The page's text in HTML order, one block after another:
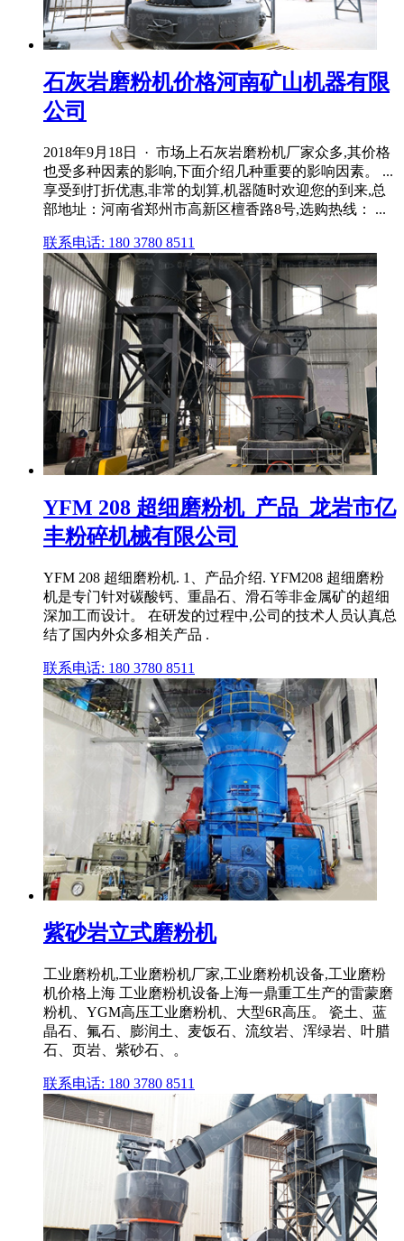
石灰岩磨粉机价格河南矿山机器有限
公司
2018年9月18日 · 市场上石灰岩磨粉机厂家众多,其价格
也受多种因素的影响,下面介绍几种重要的影响因素。 ...
享受到打折优惠,非常的划算,机器随时欢迎您的到来,总
部地址：河南省郑州市高新区檀香路8号,选购热线： ...
联系电话: 180 3780 8511
YFM 208 超细磨粉机_产品_龙岩市亿
丰粉碎机械有限公司
YFM 208 超细磨粉机. 1、产品介绍. YFM208 超细磨粉
机是专门针对碳酸钙、重晶石、滑石等非金属矿的超细
深加工而设计。 在研发的过程中,公司的技术人员认真总
结了国内外众多相关产品 .
联系电话: 180 3780 8511
紫砂岩立式磨粉机
工业磨粉机,工业磨粉机厂家,工业磨粉机设备,工业磨粉
机价格上海 工业磨粉机设备上海一鼎重工生产的雷蒙磨
粉机、YGM高压工业磨粉机、大型6R高压。 瓷土、蓝
晶石、氟石、膨润土、麦饭石、流纹岩、浑绿岩、叶腊
石、页岩、紫砂石、。
联系电话: 180 3780 8511